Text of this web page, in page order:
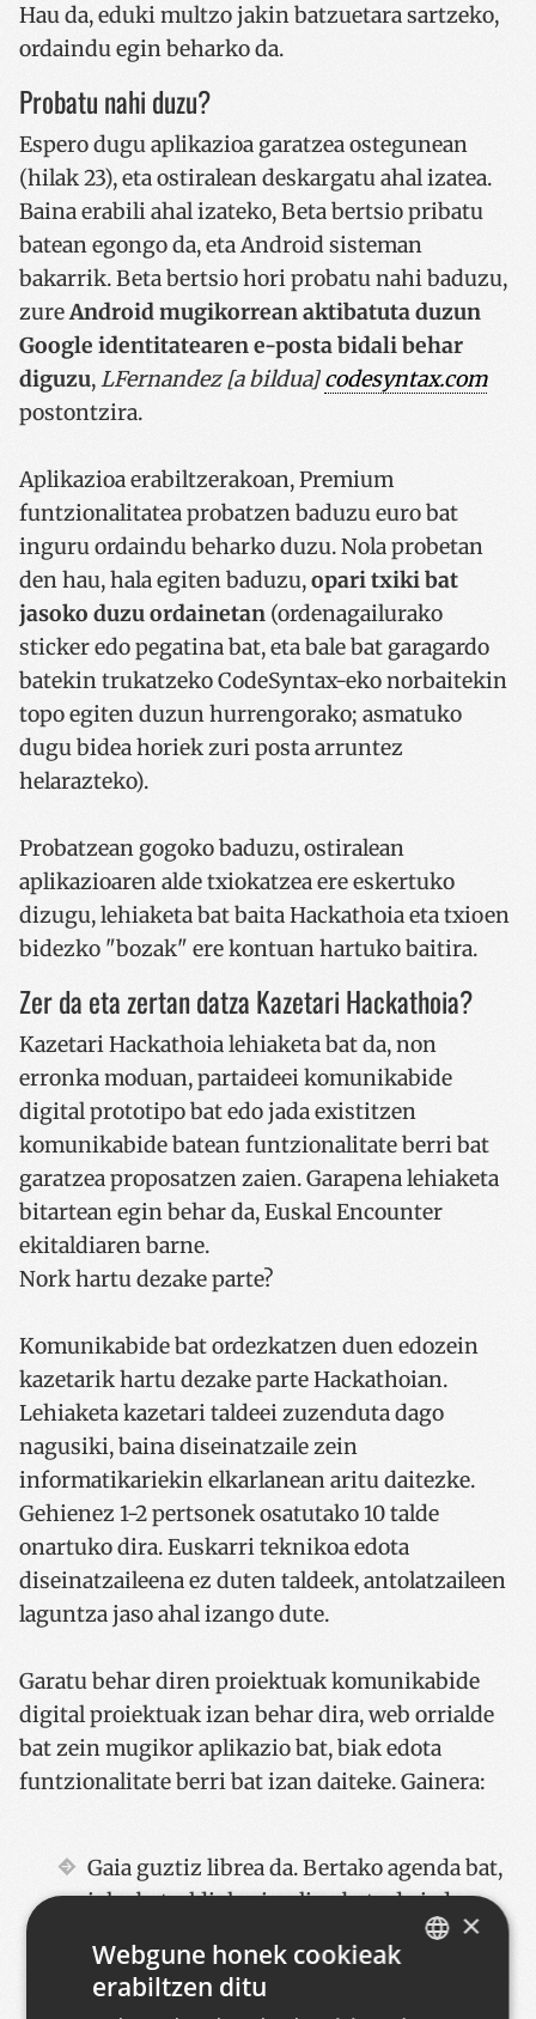
Hau da, eduki multzo jakin batzuetara sartzeko,
ordaindu egin beharko da.
Probatu nahi duzu?
Espero dugu aplikazioa garatzea ostegunean
(hilak 23), eta ostiralean deskargatu ahal izatea.
Baina erabili ahal izateko, Beta bertsio pribatu
batean egongo da, eta Android sisteman
bakarrik. Beta bertsio hori probatu nahi baduzu,
zureAndroid mugikorrean aktibatuta duzun
Google identitatearen e-posta bidali behar
diguzu,LFernandez [a bildua]codesyntax.com
postontzira.
Aplikazioa erabiltzerakoan, Premium
funtzionalitatea probatzen baduzu euro bat
inguru ordaindu beharko duzu. Nola probetan
den hau, hala egiten baduzu,opari txiki bat
jasoko duzu ordainetan (ordenagailurako
sticker edo pegatina bat, eta bale bat garagardo
batekin trukatzeko CodeSyntax-eko norbaitekin
topo egiten duzun hurrengorako; asmatuko
dugu bidea horiek zuri posta arruntez
helarazteko).
Probatzean gogoko baduzu, ostiralean
aplikazioaren alde txiokatzea ere eskertuko
dizugu, lehiaketa bat baita Hackathoia eta txioen
bidezko "bozak" ere kontuan hartuko baitira.
Zer da eta zertan datza Kazetari Hackathoia?
Kazetari Hackathoia lehiaketa bat da, non
erronka moduan, partaideei komunikabide
digital prototipo bat edo jada existitzen
komunikabide batean funtzionalitate berri bat
garatzea proposatzen zaien. Garapena lehiaketa
bitartean egin behar da, Euskal Encounter
ekitaldiaren barne.
Nork hartu dezake parte?
Komunikabide bat ordezkatzen duen edozein
kazetarik hartu dezake parte Hackathoian.
Lehiaketa kazetari taldeei zuzenduta dago
nagusiki, baina diseinatzaile zein
informatikariekin elkarlanean aritu daitezke.
Gehienez 1-2 pertsonek osatutako 10 talde
onartuko dira. Euskarri teknikoa edota
diseinatzaileena ez duten taldeek, antolatzaileen
laguntza jaso ahal izango dute.
Garatu behar diren proiektuak komunikabide
digital proiektuak izan behar dira, web orrialde
bat zein mugikor aplikazio bat, biak edota
funtzionalitate berri bat izan daiteke. Gainera:
Gaia guztiz librea da. Bertako agenda bat,
joko bat, aldizkari online bat edo jada
existitzen den web orrialde baterako
funtzionalitate berri bat izan daiteke.
Prozesuaren alde bat, ideia desberdinen
×
Webgune honek cookieak
erabiltzen ditu